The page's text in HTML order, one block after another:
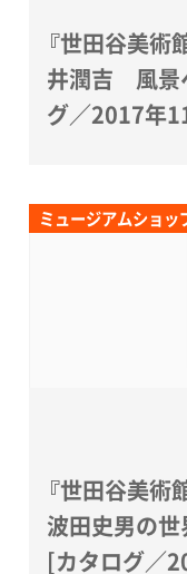
『世田谷美
井潤吉 風景へ
グ／2017年
ミュージアムショッ
『世田谷美
波田史男の
[カタログ／